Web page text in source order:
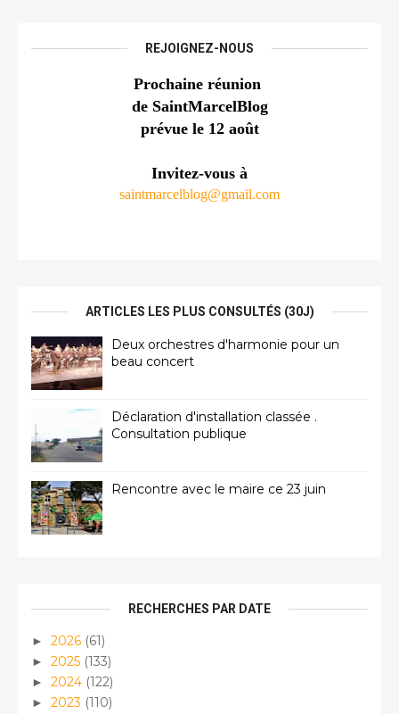
REJOIGNEZ-NOUS
Prochaine réunion
de SaintMarcelBlog
prévue le 12 août
Invitez-vous à
saintmarcelblog@gmail.com
ARTICLES LES PLUS CONSULTÉS (30J)
Deux orchestres d'harmonie pour un
beau concert
Déclaration d'installation classée .
Consultation publique
Rencontre avec le maire ce 23 juin
RECHERCHES PAR DATE
► 2026 (61)
► 2025 (133)
► 2024 (122)
► 2023 (110)